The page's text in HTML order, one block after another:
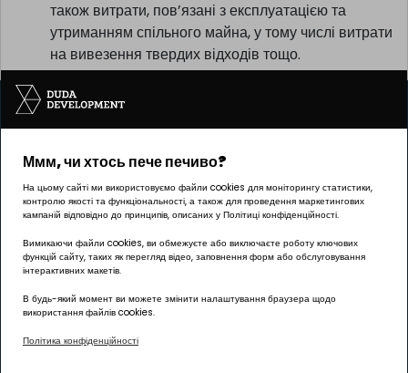
Ммм, чи хтось пече печиво?
На цьому сайті ми використовуємо файли cookies для моніторингу статистики,
контролю якості та функціональності, а також для проведення маркетингових
кампаній відповідно до принципів, описаних у Політиці конфіденційності.
Вимикаючи файли cookies, ви обмежуєте або виключаєте роботу ключових
функцій сайту, таких як перегляд відео, заповнення форм або обслуговування
інтерактивних макетів.
В будь-який момент ви можете змінити налаштування браузера щодо
використання файлів cookies.
Політика конфіденційності
комунальні послуги, включно з центральним
опаленням, водопостачанням, водовідведенням,
вивезенням відходів, електроенергією тощо, а
утриманням спільного майна, у тому числі витрати
на вивезення твердих відходів тощо.
Інвестицію реалізує компанія Pułaskiego 19 sp. z o.o.
ОФІС Познань | ГРУНВАЛД